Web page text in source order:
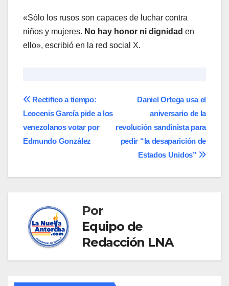
«Sólo los rusos son capaces de luchar contra
niños y mujeres. No hay honor ni dignidad en
ello», escribió en la red social X.
Navegación
de
entradas
Daniel Ortega usa el
aniversario de la
revolución sandinista para
pedir “la desaparición de
Estados Unidos”
Rectifico a tiempo:
Leocenis García pide a los
venezolanos votar por
Edmundo González
Por
Equipo de
Redacción LNA